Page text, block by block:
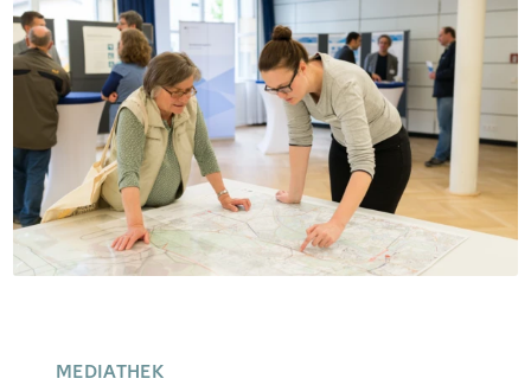
MEDIATHEK